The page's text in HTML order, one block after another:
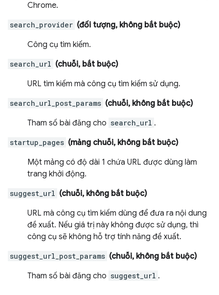
Chrome.
search_provider (đối tượng, không bắt buộc)
Công cụ tìm kiếm.
search_url (chuỗi, bắt buộc)
URL tìm kiếm mà công cụ tìm kiếm sử dụng.
search_url_post_params (chuỗi, không bắt buộc)
Tham số bài đăng cho search_url .
startup_pages (mảng chuỗi, không bắt buộc)
Một mảng có độ dài 1 chứa URL được dùng làm
trang khởi động.
suggest_url (chuỗi, không bắt buộc)
URL mà công cụ tìm kiếm dùng để đưa ra nội dung
đề xuất. Nếu giá trị này không được sử dụng, thì
công cụ sẽ không hỗ trợ tính năng đề xuất.
suggest_url_post_params (chuỗi, không bắt buộc)
Tham số bài đăng cho suggest_url .